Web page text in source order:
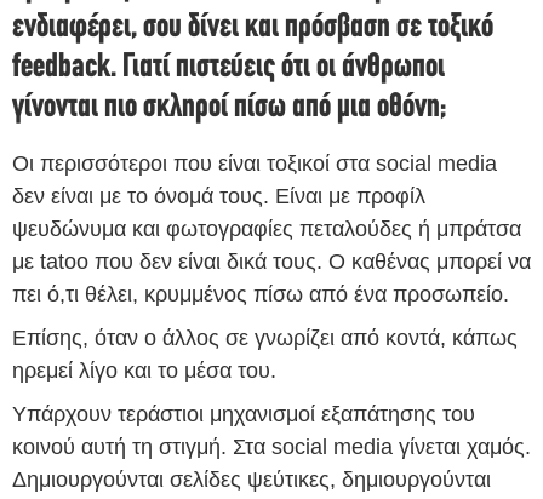
ενδιαφέρει, σου δίνει και πρόσβαση σε τοξικό
feedback. Γιατί πιστεύεις ότι οι άνθρωποι
γίνονται πιο σκληροί πίσω από μια οθόνη;
Οι περισσότεροι που είναι τοξικοί στα social media
δεν είναι με το όνομά τους. Είναι με προφίλ
ψευδώνυμα και φωτογραφίες πεταλούδες ή μπράτσα
με tatoo που δεν είναι δικά τους. Ο καθένας μπορεί να
πει ό,τι θέλει, κρυμμένος πίσω από ένα προσωπείο.
Επίσης, όταν ο άλλος σε γνωρίζει από κοντά, κάπως
ηρεμεί λίγο και το μέσα του.
Υπάρχουν τεράστιοι μηχανισμοί εξαπάτησης του
κοινού αυτή τη στιγμή. Στα social media γίνεται χαμός.
Δημιουργούνται σελίδες ψεύτικες, δημιουργούνται